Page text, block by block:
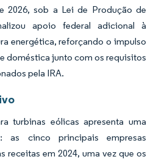
2026, sob a Lei de Produção de
apoio federal adicional à
energética, reforçando o impulso
doméstica junto com os requisitos
pela IRA.
turbinas eólicas apresenta uma
as cinco principais empresas
receitas em 2024, uma vez que os